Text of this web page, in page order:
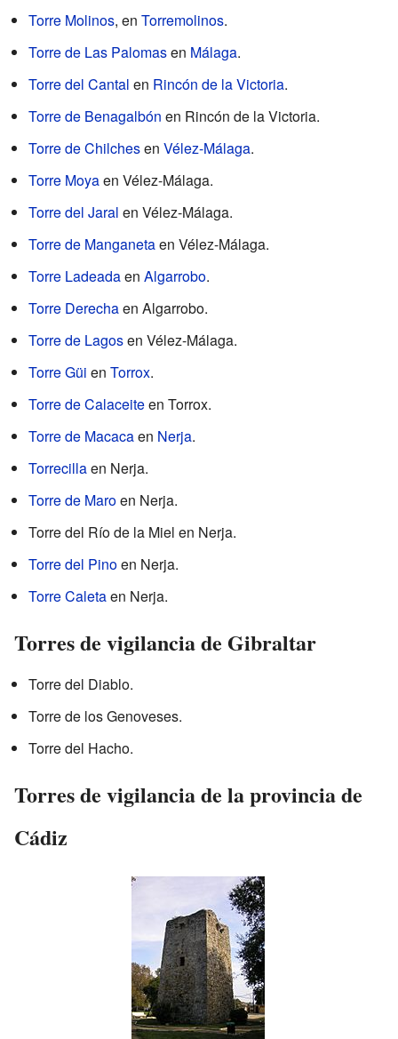
Torre Molinos, en Torremolinos.
Torre de Las Palomasen Málaga.
Torre del Cantal en Rincón de la Victoria.
Torre de Benagalbón en Rincón de la Victoria.
Torre de Chilchesen Vélez-Málaga.
Torre Moyaen Vélez-Málaga.
Torre del Jaral en Vélez-Málaga.
Torre de Manganetaen Vélez-Málaga.
Torre Ladeadaen Algarrobo.
Torre Derechaen Algarrobo.
Torre de Lagosen Vélez-Málaga.
Torre Güi en Torrox.
Torre de Calaceiteen Torrox.
Torre de Macacaen Nerja.
Torrecillaen Nerja.
Torre de Maroen Nerja.
Torre del Río de la Miel en Nerja.
Torre del Pinoen Nerja.
Torre Caletaen Nerja.
Torres de vigilancia de Gibraltar
Torre del Diablo.
Torre de los Genoveses.
Torre del Hacho.
Torres de vigilancia de la provincia de
Cádiz